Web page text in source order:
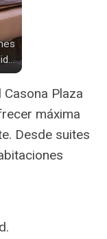
Plaza
máxima
Desde suites